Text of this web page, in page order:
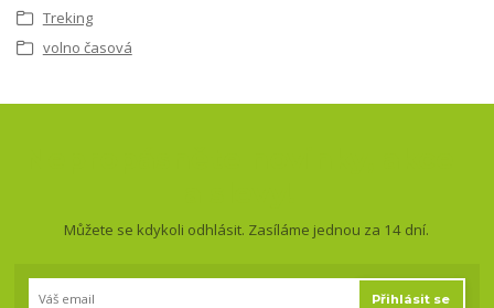
Treking
volno časová
Můžete se kdykoli odhlásit. Zasíláme jednou za 14 dní.
Přihlásit se